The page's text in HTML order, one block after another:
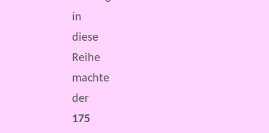
in
diese
Reihe
machte
der
175